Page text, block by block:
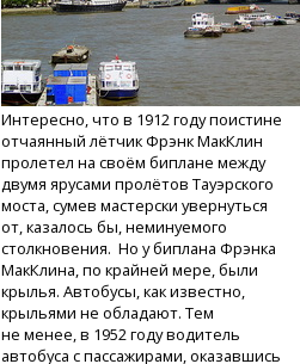
Интересно, что в 1912 году поистине
отчаянный лётчик Фрэнк МакКлин
пролетел на своём биплане между
двумя ярусами пролётов Тауэрского
моста, сумев мастерски увернуться
от, казалось бы, неминуемого
столкновения. Но у биплана Фрэнка
МакКлина, по крайней мере, были
крылья. Автобусы, как известно,
крыльями не обладают. Тем
не менее, в 1952 году водитель
автобуса с пассажирами, оказавшись